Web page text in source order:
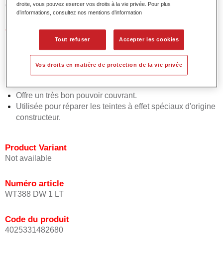
des voitures de tourisme.
Caractéristiques du produit
Facile et rapide à appliquer.
Offre une précision de teinte exceptionnelle avec un
placement uniforme de l'effet.
Favorise des temps de processus courts.
Offre un très bon pouvoir couvrant.
Utilisée pour réparer les teintes à effet spéciaux d'origine
constructeur.
Product Variant
Not available
Numéro article
WT388 DW 1 LT
Code du produit
4025331482680
droite, vous pouvez exercer vos droits à la vie privée. Pour plus
d’informations, consultez nos mentions d’information
Tout refuser Accepter les cookies
Vos droits en matière de protection de la vie privée